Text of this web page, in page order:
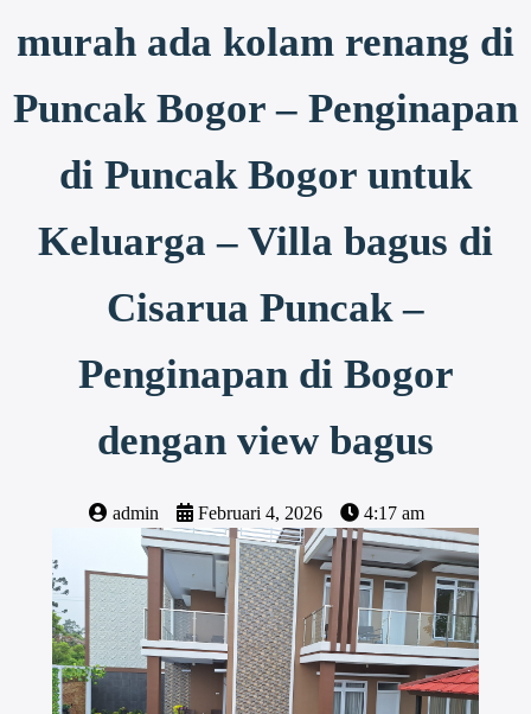
murah ada kolam renang di
Puncak Bogor – Penginapan
di Puncak Bogor untuk
Keluarga – Villa bagus di
Cisarua Puncak –
Penginapan di Bogor
dengan view bagus
admin Februari 4, 2026 4:17 am